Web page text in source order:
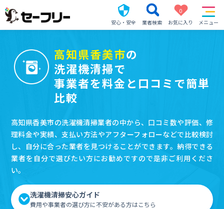
安心・安全 業者検索
0
お気に入り
メニュー
高知県香美市の
洗濯機清掃で
事業者を料金と口コミで簡単
比較
高知県香美市の洗濯機清掃業者の中から、口コミ数や評価、修
理料金や実績、支払い方法やアフターフォローなどで比較検討
し、自分に合った業者を見つけることができます。納得できる
業者を自分で選びたい方にお勧めですので是非ご利用くださ
い。
洗濯機清掃安心ガイド
費用や事業者の選び方に不安がある方はこちら